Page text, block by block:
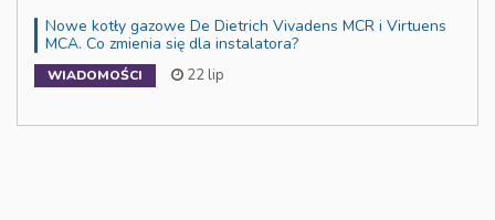
Nowe kotły gazowe De Dietrich Vivadens MCR i Virtuens
MCA. Co zmienia się dla instalatora?
WIADOMOŚCI 22 lip